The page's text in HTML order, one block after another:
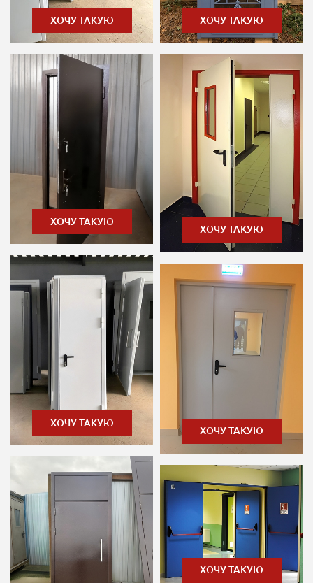
ХОЧУ ТАКУЮ
ХОЧУ ТАКУЮ
ХОЧУ ТАКУЮ
ХОЧУ ТАКУЮ
ХОЧУ ТАКУЮ
ХОЧУ ТАКУЮ
ХОЧУ ТАКУЮ